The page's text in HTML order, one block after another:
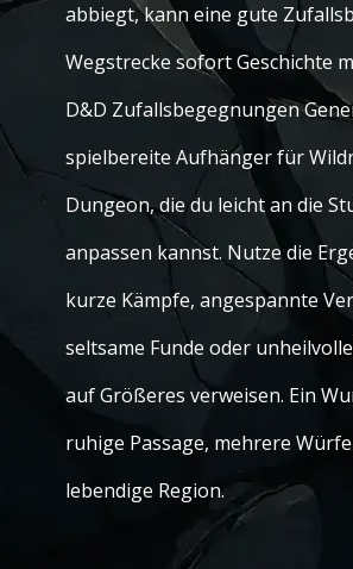
abbiegt, kann eine gute
Wegstrecke sofort Geschichte
D&D Zufallsbegegnungen
spielbereite Aufhänger für
Dungeon, die du leicht an die
anpassen kannst. Nutze die
kurze Kämpfe, angespannte
seltsame Funde oder
auf Größeres verweisen. Ein
ruhige Passage, mehrere
lebendige Region.